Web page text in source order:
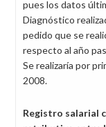
pues los datos
Diagnóstico
pedido que se
respecto al año
Se realizaría por
2008.
Registro salarial